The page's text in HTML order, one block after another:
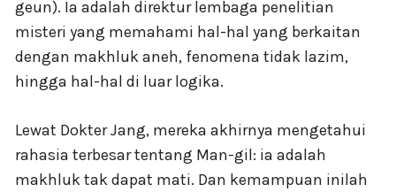
geun). Ia adalah direktur lembaga penelitian
misteri yang memahami hal-hal yang berkaitan
dengan makhluk aneh, fenomena tidak lazim,
hingga hal-hal di luar logika.
Lewat Dokter Jang, mereka akhirnya mengetahui
rahasia terbesar tentang Man-gil: ia adalah
makhluk tak dapat mati. Dan kemampuan inilah